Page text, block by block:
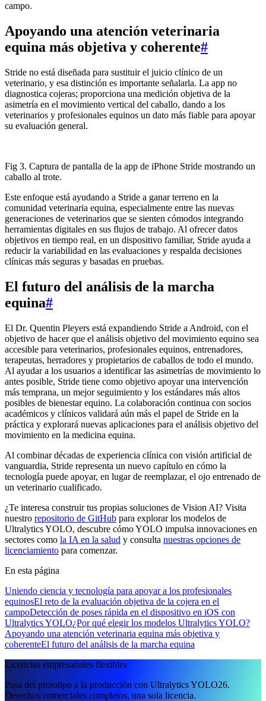
campo.
Apoyando una atención veterinaria
equina más objetiva y coherente#
Stride no está diseñada para sustituir el juicio clínico de un
veterinario, y esa distinción es importante señalarla. La app no
diagnostica cojeras; proporciona una medición objetiva de la
asimetría en el movimiento vertical del caballo, dando a los
veterinarios y profesionales equinos un dato más fiable para apoyar
su evaluación general.
Fig 3. Captura de pantalla de la app de iPhone Stride mostrando un
caballo al trote.
Este enfoque está ayudando a Stride a ganar terreno en la
comunidad veterinaria equina, especialmente entre las nuevas
generaciones de veterinarios que se sienten cómodos integrando
herramientas digitales en sus flujos de trabajo. Al ofrecer datos
objetivos en tiempo real, en un dispositivo familiar, Stride ayuda a
reducir la variabilidad en las evaluaciones y respalda decisiones
clínicas más seguras y basadas en pruebas.
El futuro del análisis de la marcha
equina#
El Dr. Quentin Pleyers está expandiendo Stride a Android, con el
objetivo de hacer que el análisis objetivo del movimiento equino sea
accesible para veterinarios, profesionales equinos, entrenadores,
terapeutas, herradores y propietarios de caballos de todo el mundo.
Al ayudar a los usuarios a identificar las asimetrías de movimiento lo
antes posible, Stride tiene como objetivo apoyar una intervención
más temprana, un mejor seguimiento y los estándares más altos
posibles de bienestar equino. La colaboración continua con socios
académicos y clínicos validará aún más el papel de Stride en la
práctica y explorará nuevas aplicaciones para el análisis objetivo del
movimiento en la medicina equina.
Al combinar décadas de experiencia clínica con visión artificial de
vanguardia, Stride representa un nuevo capítulo en cómo la
tecnología puede apoyar, en lugar de reemplazar, el ojo entrenado de
un veterinario cualificado.
¿Te interesa construir tus propias soluciones de Vision AI? Visita
nuestro repositorio de GitHub para explorar los modelos de
Ultralytics YOLO, descubre cómo YOLO impulsa innovaciones en
sectores como la IA en la salud y consulta nuestras opciones de
licenciamiento para comenzar.
En esta página
Uniendo ciencia y tecnología para apoyar a los profesionales
equinosEl reto de la evaluación objetiva de la cojera en el
campoDetección de poses rápida en el dispositivo en iOS con
Ultralytics YOLO¿Por qué elegir los modelos Ultralytics YOLO?
Apoyando una atención veterinaria equina más objetiva y
coherenteEl futuro del análisis de la marcha equina
Licencias empresariales flexibles
Pasa del prototipo a la producción con Ultralytics YOLO26.
Derechos comerciales completos, una sola licencia.